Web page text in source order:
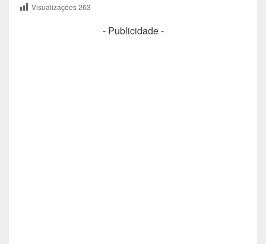
Visualizações263
- Publicidade -